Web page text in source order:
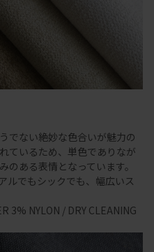
でない絶妙な色合いが魅力の
ているため、単色でありなが
のある表情となっています。
ルでもシックでも、幅広いス
3% NYLON / DRY CLEANING